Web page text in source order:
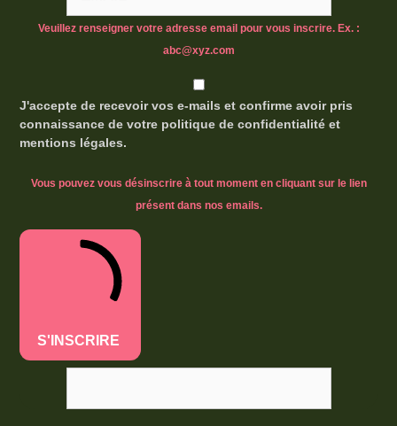
Veuillez renseigner votre adresse email pour vous inscrire. Ex. :
abc@xyz.com
J'accepte de recevoir vos e-mails et confirme avoir pris
connaissance de votre politique de confidentialité et
mentions légales.
Vous pouvez vous désinscrire à tout moment en cliquant sur le lien
présent dans nos emails.
S'INSCRIRE